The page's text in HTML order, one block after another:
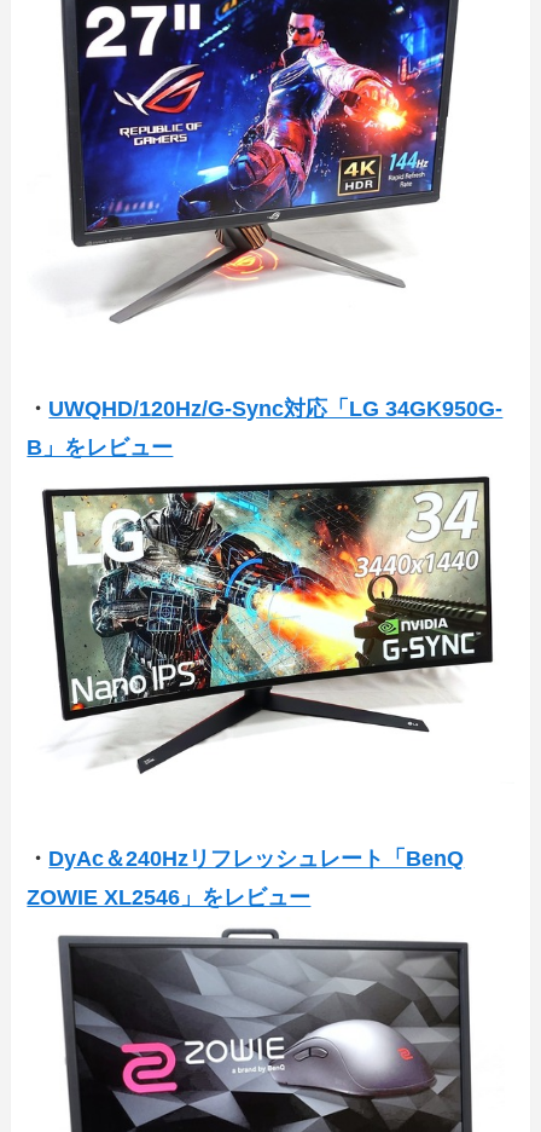
・ UWQHD/120Hz/G-Sync対応「LG 34GK950G-
B」をレビュー
・ DyAc＆240Hzリフレッシュレート「BenQ
ZOWIE XL2546」をレビュー